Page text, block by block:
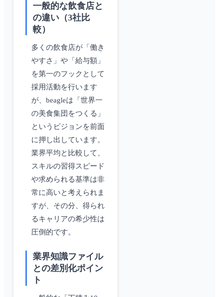
一般的な飲食店と
の違い（3社比
較）
多くの飲食店が「働き
やすさ」や「給与額」
を第一のフックとして
採用活動を行います
が、beagleは「世界一
の美食集団をつくる」
というビジョンを前面
に押し出しています。
業界平均と比較して、
スキルの習得スピード
や求められる基準は非
常に高いと考えられま
すが、その分、得られ
るキャリアの希少性は
圧倒的です。
業界知識ファイル
との差別化ポイン
ト